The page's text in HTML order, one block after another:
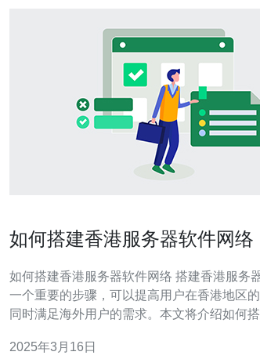
如何搭建香港服务器软件网络
如何搭建香港服务器软件网络 搭建香港服务器软件网络是
一个重要的步骤，可以提高用户在香港地区的
同时满足海外用户的需求。本文将介绍如何
务器是搭建香港服务器软件网络的关键。您可
2025年3月16日